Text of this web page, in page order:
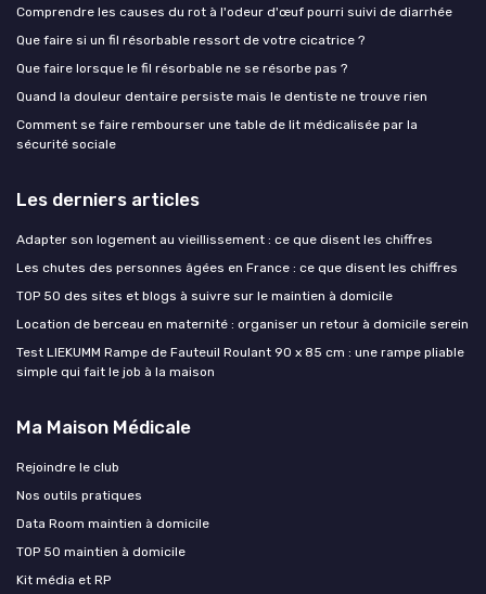
Comprendre les causes du rot à l'odeur d'œuf pourri suivi de diarrhée
Que faire si un fil résorbable ressort de votre cicatrice ?
Que faire lorsque le fil résorbable ne se résorbe pas ?
Quand la douleur dentaire persiste mais le dentiste ne trouve rien
Comment se faire rembourser une table de lit médicalisée par la
sécurité sociale
Les derniers articles
Adapter son logement au vieillissement : ce que disent les chiffres
Les chutes des personnes âgées en France : ce que disent les chiffres
TOP 50 des sites et blogs à suivre sur le maintien à domicile
Location de berceau en maternité : organiser un retour à domicile serein
Test LIEKUMM Rampe de Fauteuil Roulant 90 x 85 cm : une rampe pliable
simple qui fait le job à la maison
Ma Maison Médicale
Rejoindre le club
Nos outils pratiques
Data Room maintien à domicile
TOP 50 maintien à domicile
Kit média et RP